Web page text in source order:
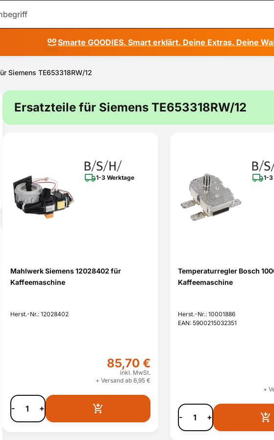
Smarte GOODIES. Smart erklärt. Deine Extras. Deine
Siemens TE653318RW/12
Ersatzteile für Siemens TE653318RW/12
1-3 Werktage
Mahlwerk Siemens 12028402 für
Kaffeemaschine
Herst.-Nr.: 12028402
85,70 €
inkl. MwSt.
+ Versand ab 6,95 €
- +
1-
Temperaturregler Bosch
Kaffeemaschine
Herst.-Nr.: 10001886
EAN: 5900215032351
+
- +